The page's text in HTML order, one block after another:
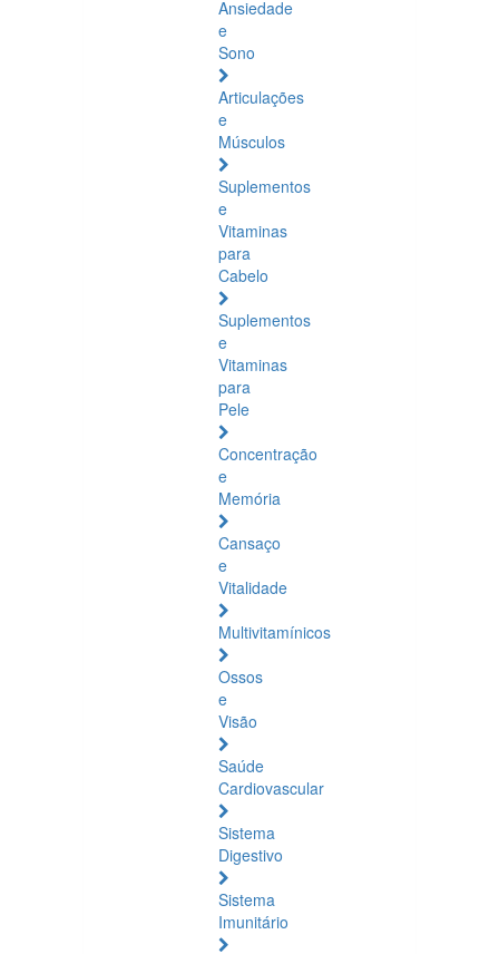
Ansiedade
e
Sono
Articulações
e
Músculos
Suplementos
e
Vitaminas
para
Cabelo
Suplementos
e
Vitaminas
para
Pele
Concentração
e
Memória
Cansaço
e
Vitalidade
Multivitamínicos
Ossos
e
Visão
Saúde
Cardiovascular
Sistema
Digestivo
Sistema
Imunitário